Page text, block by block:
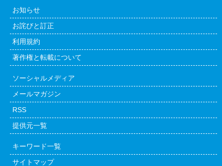
お知らせ
お詫びと訂正
利用規約
著作権と転載について
ソーシャルメディア
メールマガジン
RSS
提供元一覧
キーワード一覧
サイトマップ